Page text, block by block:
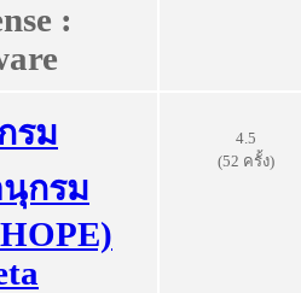
:
รม
กรม
4.5
(52 ครั้ง)